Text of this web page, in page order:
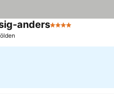
anders4 Počet hvězdiček